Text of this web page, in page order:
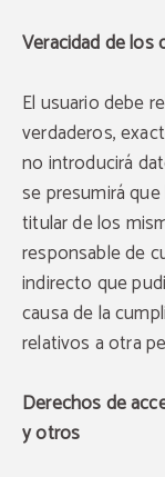
Veracidad de los
El usuario debe
verdaderos,
no introducirá
se presumirá
titular de los
responsable de
indirecto que
causa de la
relativos a otra
Derechos de
y otros